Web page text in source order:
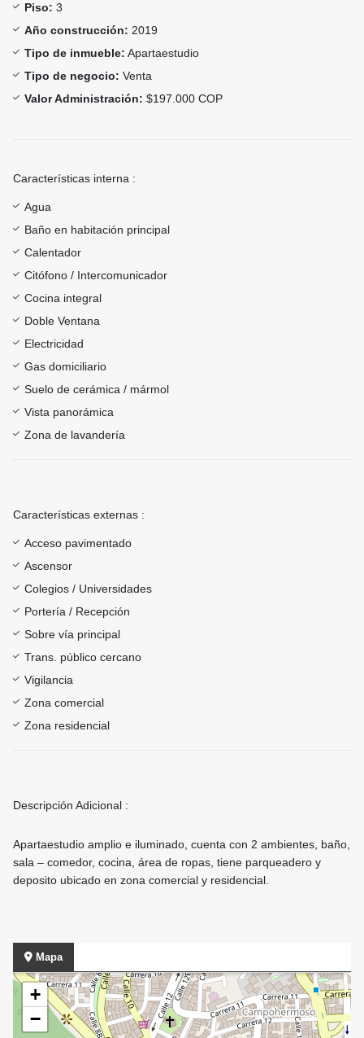
Piso: 3
Año construcción: 2019
Tipo de inmueble: Apartaestudio
Tipo de negocio: Venta
Valor Administración: $197.000 COP
Características interna :
Agua
Baño en habitación principal
Calentador
Citófono / Intercomunicador
Cocina integral
Doble Ventana
Electricidad
Gas domiciliario
Suelo de cerámica / mármol
Vista panorámica
Zona de lavandería
Características externas :
Acceso pavimentado
Ascensor
Colegios / Universidades
Portería / Recepción
Sobre vía principal
Trans. público cercano
Vigilancia
Zona comercial
Zona residencial
Descripción Adicional :
Apartaestudio amplio e iluminado, cuenta con 2 ambientes, baño,
sala – comedor, cocina, área de ropas, tiene parqueadero y
deposito ubicado en zona comercial y residencial.
Mapa
+
−